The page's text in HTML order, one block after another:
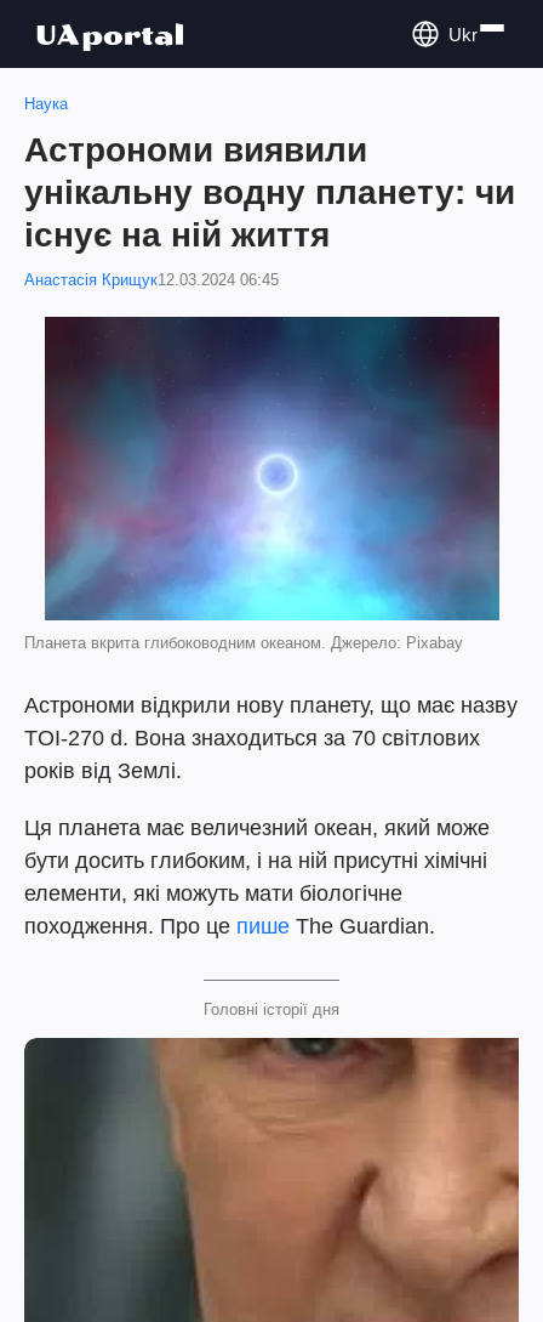
Ukr
Наука
Астрономи виявили
унікальну водну планету: чи
існує на ній життя
Анастасія Крищук12.03.2024 06:45
Планета вкрита глибоководним океаном. Джерело: Pixabay
Астрономи відкрили нову планету, що має назву
TOI-270 d. Вона знаходиться за 70 світлових
років від Землі.
Ця планета має величезний океан, який може
бути досить глибоким, і на ній присутні хімічні
елементи, які можуть мати біологічне
походження. Про це пише The Guardian.
Головні історії дня